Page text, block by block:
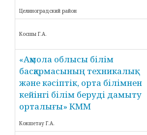
Целиноградский район
Косшы Г.А.
«Ақмола облысы білім
басқармасының техникалық
және кәсіптік, орта білімнен
кейінгі білім беруді дамыту
орталығы» КММ
Кокшетау Г.А.